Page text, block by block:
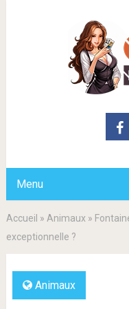
Menu
Accueil » Animaux »
exceptionnelle ?
Animaux